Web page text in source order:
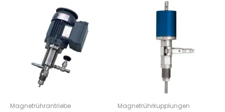
Magnetrührantriebe Magnetrührkupplungen